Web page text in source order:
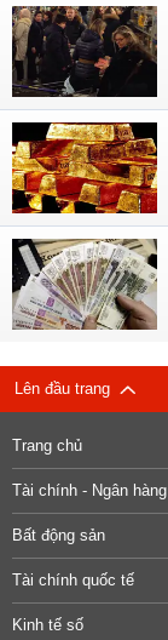
Lên đầu trang
Trang chủ
Tài chính - Ngân hàng
Bất động sản
Tài chính quốc tế
Kinh tế số